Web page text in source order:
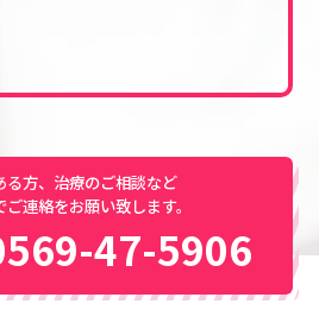
る方、治療のご相談など
ご連絡をお願い致します。
47-5906